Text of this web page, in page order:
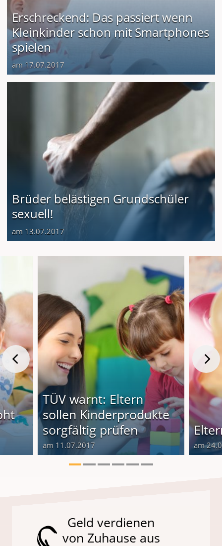
Erschreckend: Das passiert wenn
Kleinkinder schon mit Smartphones
spielen
am 17.07.2017
Brüder belästigen Grundschüler
sexuell!
am 13.07.2017
TÜV warnt: Eltern
sollen Kinderprodukte
sorgfältig prüfen
am 11.07.2017 am
Geld verdienen
von Zuhause aus